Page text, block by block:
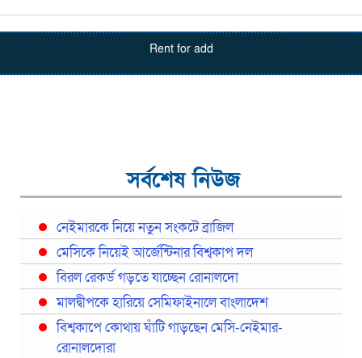
Rent for add
সর্বশেষ নিউজ
নেইমারকে নিয়ে নতুন সংকটে ব্রাজিল
মেসিকে নিয়েই আর্জেন্টিনার বিশ্বকাপ দল
বিরল রেকর্ড গড়তে যাচ্ছেন রোনালদো
মালদ্বীপকে হারিয়ে সেমিফাইনালে বাংলাদেশ
বিশ্বকাপে কোথায় ঘাঁটি গাড়ছেন মেসি-নেইমার-
রোনালদোরা